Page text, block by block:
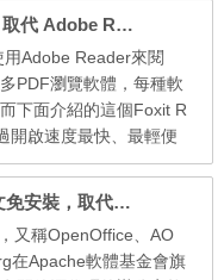
進階使用者來說，程式
。 Ashampoo Burning
disc burner. With this
can burn data onto a D
Foxit Reader 12.1.2 中文免安裝版，取代 Adobe Reader PDF閱讀器
Adobe Reader來閱
PDF瀏覽軟體，每種軟
下面介紹的這個Foxit R
開啟速度最快、最輕便
常常需要開啟PDF文件
用Foxit Reader應該會讓
Reader 7.0的執行畫
Office 2010/2013，跟
標籤來同時顯示多個P
Apache OpenOffice 4.1.14 繁體中文免安裝，取代微軟Office的免費自由軟體
又稱OpenOffice、AO
在Apache軟體基金會旗